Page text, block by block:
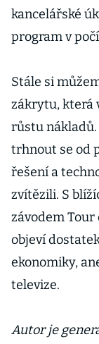
kancelářské
program v
Stále si
zákrytu, která
růstu
trhnout se od
řešení a
zvítězili. S
závodem Tour
objeví
ekonomiky,
televize.
Autor je